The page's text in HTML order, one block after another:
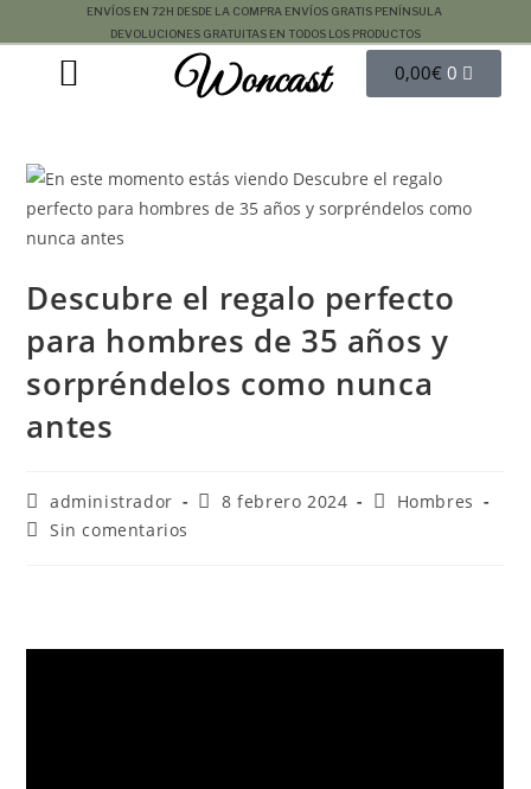
ENVÍOS EN 72H DESDE LA COMPRA ENVÍOS GRATIS PENÍNSULA
DEVOLUCIONES GRATUITAS EN TODOS LOS PRODUCTOS
Woncast 0,00€ 0
Descubre el regalo perfecto
para hombres de 35 años y
sorpréndelos como nunca
antes
administrador 8 febrero 2024
Hombres
Sin comentarios